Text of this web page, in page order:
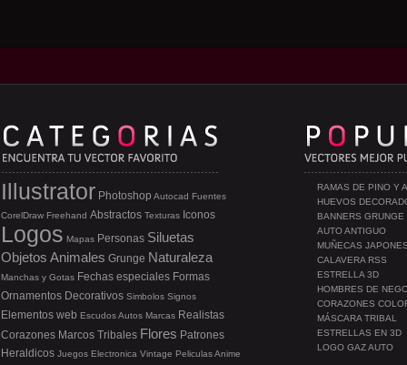
RAMAS DE PINO Y
HUEVOS
BANNERS GRUNGE
AUTO ANTIGUO
MUÑECAS
CALAVERA RSS
ESTRELLA 3D
HOMBRES DE
CORAZONES
MÁSCARA TRIBAL
ESTRELLAS EN 3D
LOGO GAZ AUTO
Illustrator Photoshop Autocad Fuentes
CorelDraw Freehand Abstractos Texturas Iconos
Logos Mapas Personas Siluetas
Objetos Animales Grunge Naturaleza
Manchas y Gotas Fechas especiales Formas
Ornamentos Decorativos Simbolos Signos
Elementos web EscudosAutos Marcas Realistas
Corazones Marcos Tribales Flores Patrones
Heraldicos Juegos Electronica Vintage PeliculasAnime